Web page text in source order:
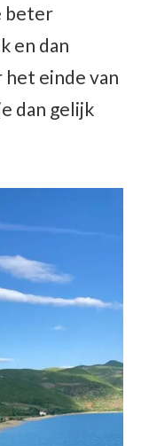
beter
en dan
het einde van
dan gelijk